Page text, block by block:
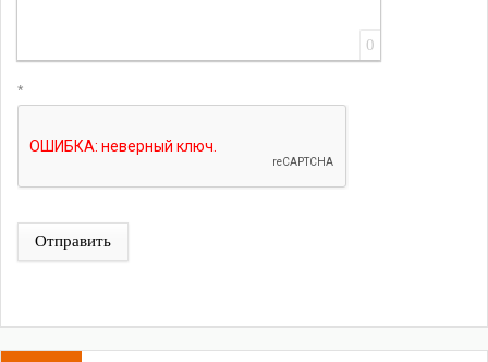
0
*
Отправить